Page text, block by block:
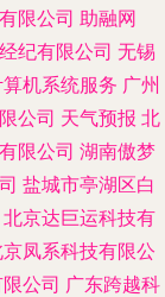
限公司 助融网
纪有限公司 无锡
机系统服务 广州
公司 天气预报 北
限公司 湖南傲梦
盐城市亭湖区白
北京达巨运科技有
凤系科技有限公
公司 广东跨越科